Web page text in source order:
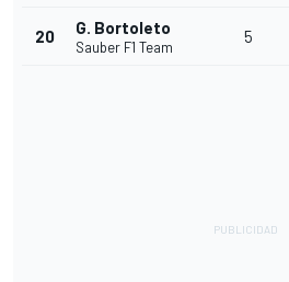
20 G. Bortoleto
Sauber F1 Team
5